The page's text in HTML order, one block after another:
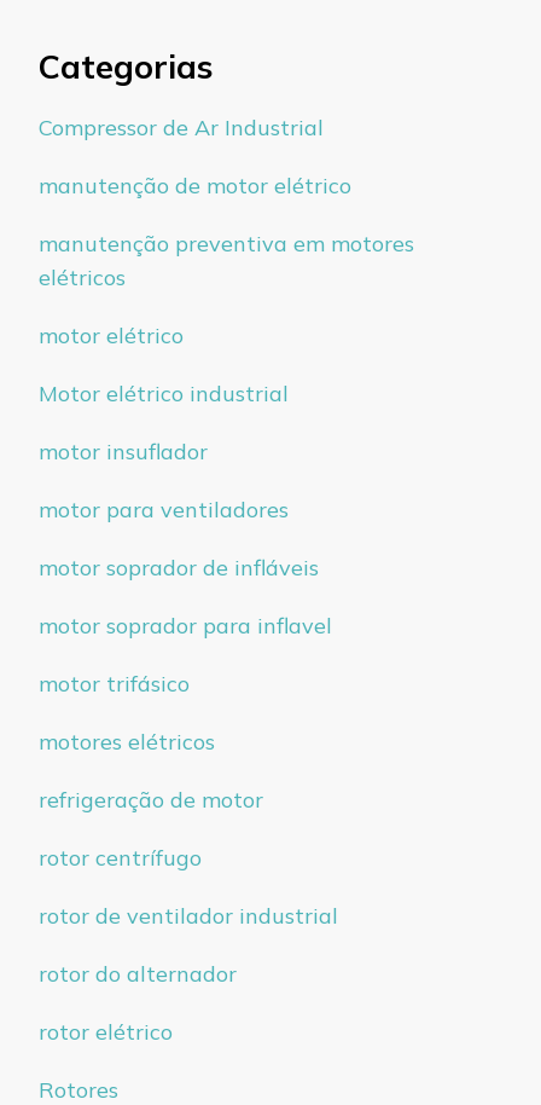
Categorias
Compressor de Ar Industrial
manutenção de motor elétrico
manutenção preventiva em motores
elétricos
motor elétrico
Motor elétrico industrial
motor insuflador
motor para ventiladores
motor soprador de infláveis
motor soprador para inflavel
motor trifásico
motores elétricos
refrigeração de motor
rotor centrífugo
rotor de ventilador industrial
rotor do alternador
rotor elétrico
Rotores